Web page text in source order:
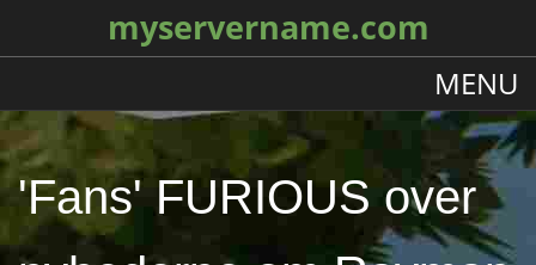
myservername.com
MENU
'Fans' FURIOUS over